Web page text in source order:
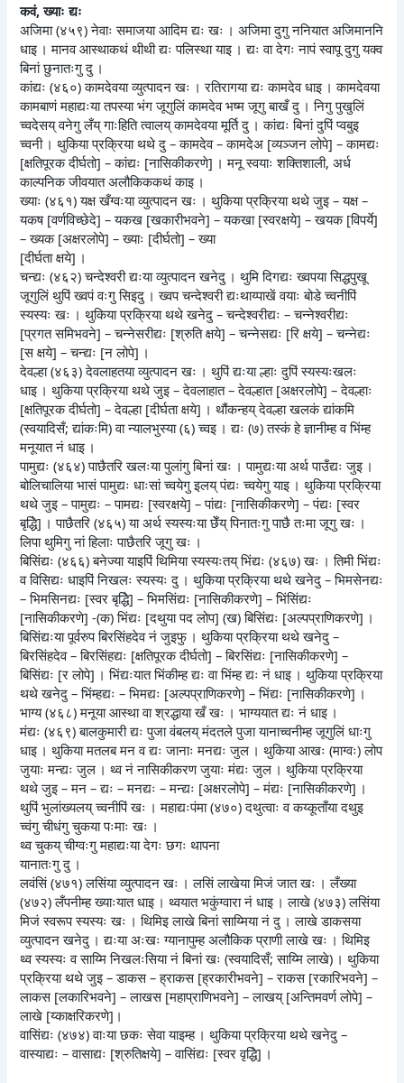
कवं, ख्याः द्यः
अजिमा (४५९) नेवाः समाजया आदिम द्यः खः । अजिमा दुगु ननियात अजिमाननि
धाइ । मानव आस्थाकथं थीथी द्यः पलिस्था याइ । द्यः वा देगः नापं स्वापू दुगु यक्व
बिनां छुनातःगु दु ।
कांद्यः (४६०) कामदेवया व्युत्पादन खः । रतिरागया द्यः कामदेव धाइ । कामदेवया
कामबाणं महाद्यःया तपस्या भंग जूगुलिं कामदेव भष्म जूगु बाखँ दु । निगु पुखुलिं
च्वदेसय् वनेगु लँय् गाःहिति त्वालय् कामदेवया मूर्ति दु । कांद्यः बिनां दुपिं प्वबुइ
च्वनी । थुकिया प्रक्रिया थथे दु – कामदेव – कामदेअ [व्यञ्जन लोपे] – कामद्यः
[क्षतिपूरक दीर्घतो] – कांद्यः [नासिकीकरणे] । मनू स्वयाः शक्तिशाली, अर्ध
काल्पनिक जीवयात अलौकिककथं काइ ।
ख्याः (४६१) यक्ष खँग्वःया व्युत्पादन खः । थुकिया प्रक्रिया थथे जुइ – यक्ष –
यकष [वर्णविच्छेदे] – यकख [खकारीभवने] – यकखा [स्वरक्षये] – खयक [विपर्ये]
– ख्यक [अक्षरलोपे] – ख्याः [दीर्घतो] – ख्या
[दीर्घता क्षये] ।
चन्द्यः (४६२) चन्देश्वरी द्यःया व्युत्पादन खनेदु । थुमि दिगद्यः ख्वपया सिद्धपुखू
जूगुलिं थुपिं ख्वपं वःगु सिइदु । ख्वप चन्देश्वरी द्यःथाय्पाखें वयाः बोडे च्वनीपिं
स्यस्यः खः । थुकिया प्रक्रिया थथे खनेदु – चन्देश्वरीद्यः – चन्नेश्वरीद्यः
[प्रगत समिभवने] – चन्नेसरीद्यः [श्रुति क्षये] – चन्नेसद्यः [रि क्षये] – चन्नेद्यः
[स क्षये] – चन्द्यः [न लोपे] ।
देवल्हा (४६३) देवलाहतया व्युत्पादन खः । थुपिं द्यःया ल्हाः दुपिं स्यस्यःखलः
धाइ । थुकिया प्रक्रिया थथे जुइ – देवलाहात – देवल्हात [अक्षरलोपे] – देवल्हाः
[क्षतिपूरक दीर्घतो] – देवल्हा [दीर्घता क्षये] । थौंकन्हय् देवल्हा खलकं द्यांकमि
(स्वयादिसँ; द्यांकःमि) वा न्यालभुस्या (६) च्वइ । द्यः (७) तस्कं हे ज्ञानीम्ह व भिंम्ह
मनूयात नं धाइ ।
पामुद्यः (४६४) पाछैतरि खलःया पुलांगु बिनां खः । पामुद्यःया अर्थ पाउँद्यः जुइ ।
बोलिचालिया भासं पामुद्यः धाःसां च्वयेगु इलय् पंद्यः च्वयेगु याइ । थुकिया प्रक्रिया
थथे जुइ – पामुद्यः – पामद्यः [स्वरक्षये] – पांद्यः [नासिकीकरणे] – पंद्यः [स्वर
बृद्धिे] । पाछैतरि (४६५) या अर्थ स्यस्यःया छेँय् पिनातःगु पाछै तःमा जूगु खः ।
लिपा थुमिगु नां हिलाः पाछैतरि जूगु खः ।
बिसिंद्यः (४६६) बनेज्या याइपिं थिमिया स्यस्यःतय् भिंद्यः (४६७) खः । तिमी भिंद्यः
व विसिद्यः धाइपिं निखलः स्यस्यः दु । थुकिया प्रक्रिया थथे खनेदु – भिमसेनद्यः
– भिमसिनद्यः [स्वर बृद्धिे] – भिमसिंद्यः [नासिकीकरणे] – भिंसिंद्यः
[नासिकीकरणे] -(क) भिंद्यः [दथुया पद लोप] (ख) बिसिंद्यः [अल्पप्राणिकरणे] ।
बिसिंद्यःया पूर्वरुप बिरसिंहदेव नं जुइफु । थुकिया प्रक्रिया थथे खनेदु –
बिरसिंहदेव – बिरसिंहद्यः [क्षतिपूरक दीर्घतो] – बिरसिंद्यः [नासिकीकरणे] –
बिसिंद्यः [र लोपे] । भिंद्यःयात भिंकीम्ह द्यः वा भिंम्ह द्यः नं धाइ । थुकिया प्रक्रिया
थथे खनेदु – भिंम्हद्यः – भिमद्यः [अल्पप्राणिकरणे] – भिंद्यः [नासिकीकरणे] ।
भाग्य (४६८) मनूया आस्था वा श्रद्धाया खँ खः । भाग्ययात द्यः नं धाइ ।
मंद्यः (४६९) बालकुमारी द्यः पुजा वंबलय् मंदतले पुजा यानाच्वनीम्ह जूगुलिं धाःगु
धाइ । थुकिया मतलब मन व द्यः जानाः मनद्यः जुल । थुकिया आखः (माग्वः) लोप
जुयाः मन्द्यः जुल । थ्व नं नासिकीकरण जुयाः मंद्यः जुल । थुकिया प्रक्रिया
थथे जुइ – मन – द्यः – मनद्यः – मन्द्यः [अक्षरलोपे] – मंद्यः [नासिकीकरणे] ।
थुपिं भुलांख्यलय् च्वनीपिं खः । महाद्यःपंमा (४७०) दथुत्वाः व कय्कूताँया दथुइ
च्वंगु चीधंगु चुकया पःमाः खः ।
थ्व चुकय् चीग्वःगु महाद्यःया देगः छगः थापना
यानातःगु दु ।
लवंसिं (४७१) लसिंया व्युत्पादन खः । लसिं लाखेया मिजं जात खः । लँख्या
(४७२) लँपनीम्ह ख्याःयात धाइ । थ्वयात भकुंग्वारा नं धाइ । लाखे (४७३) लसिंया
मिजं स्वरूप स्यस्यः खः । थिमिइ लाखे बिनां साय्मिया नं दु । लाखे डाकसया
व्युत्पादन खनेदु । द्यःया अःखः ग्यानापुम्ह अलौकिक प्राणी लाखे खः । थिमिइ
थ्व स्यस्यः व साय्मि निखलःसिया नं बिनां खः (स्वयादिसँ; साय्मि लाखे) । थुकिया
प्रक्रिया थथे जुइ – डाकस – ह्राकस [ह्रकारीभवने] – राकस [रकारिभवने] –
लाकस [लकारिभवने] – लाखस [महाप्राणिभवने] – लाखय् [अन्तिमवर्ण लोपे] –
लाखे [य्काक्षरिकरणे]।
वासिंद्यः (४७४) वाःया छकः सेवा याइम्ह । थुकिया प्रक्रिया थथे खनेदु –
वास्याद्यः – वासाद्यः [श्रुतिक्षये] – वासिंद्यः [स्वर वृद्धिे] ।